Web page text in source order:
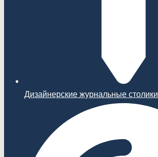
Дизайнерские журнальные столики